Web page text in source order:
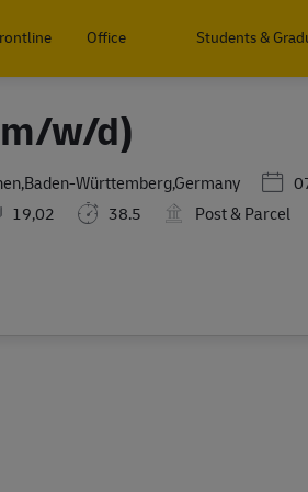
Office Students &
w/d)
Württemberg,Germany
19,02 38.5 Post & Parcel